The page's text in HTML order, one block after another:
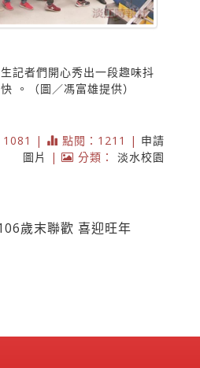
記者們開心秀出一段趣味抖
。（圖／馮富雄提供）
| 點閱：1211 | 申請
圖片
| 分類： 淡水校園
歲末聯歡 喜迎旺年